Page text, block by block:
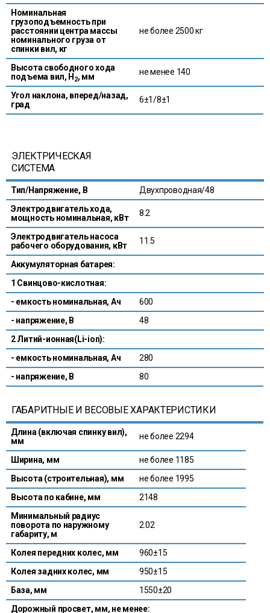
Номинальная
грузоподъемность при
расстоянии центра массы
номинального груза от
спинки вил, кг
не более 2500 кг
Высота свободного хода
подъема вил, H 2, мм не менее 140
Угол наклона, вперед/назад,
град
6±1/8±1
ЭЛЕКТРИЧЕСКАЯ
СИСТЕМА
Тип/Напряжение, В
Двухпроводная/48
Электродвигатель хода,
мощность номинальная, кВт
8.2
Электродвигатель насоса
рабочего оборудования, кВт
11.5
Аккумуляторная батарея:
1 Свинцово-кислотная:
- емкость номинальная, Ач
600
- напряжение, В
48
2 Литий-ионная(Li-ion):
- емкость номинальная, Ач
280
- напряжение, В
80
ГАБАРИТНЫЕ И ВЕСОВЫЕ ХАРАКТЕРИСТИКИ
Длина (включая спинку вил),
мм
не более 2294
Ширина, мм
не более 1185
Высота (строительная), мм
не более 1995
Высота по кабине, мм
2148
Минимальный радиус
поворота по наружному
габариту, м
2.02
Колея передних колес, мм
960±15
Колея задних колес, мм
950±15
База, мм
1550±20
Дорожный просвет, мм, не менее: